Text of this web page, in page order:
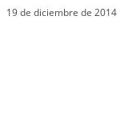
19 de diciembre de 2014